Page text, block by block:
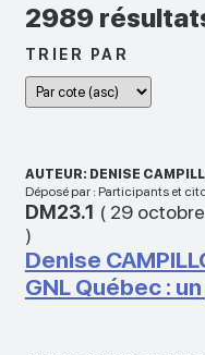
2989
TRIER PAR
AUTEUR: DENISE
Déposé par : Participants et
DM23.1 ( 29
)
Denise
GNL Québec :